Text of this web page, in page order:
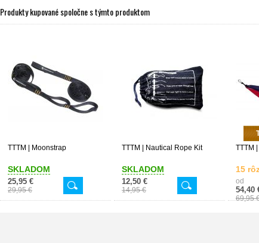
Produkty kupované spoločne s týmto produktom
TTTM | Moonstrap
SKLADOM
25,95 €
29,95 €
TTTM | Nautical Rope Kit
SKLADOM
12,50 €
14,95 €
TTTM
15
od
54,40
69,95